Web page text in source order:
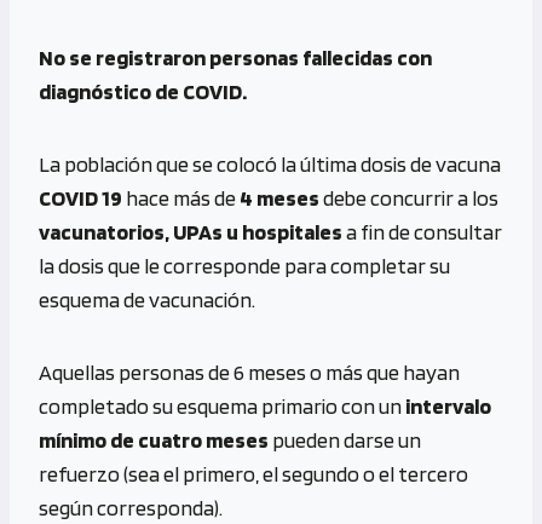
No se registraron personas fallecidas con
diagnóstico de COVID.
La población que se colocó la última dosis de vacuna
COVID 19 hace más de4 mesesdebe concurrir a los
vacunatorios, UPAs u hospitalesa fin de consultar
la dosis que le corresponde para completar su
esquema de vacunación.
Aquellas personas de 6 meses o más que hayan
completado su esquema primario con unintervalo
mínimo de cuatro meses pueden darse un
refuerzo (sea el primero, el segundo o el tercero
según corresponda).